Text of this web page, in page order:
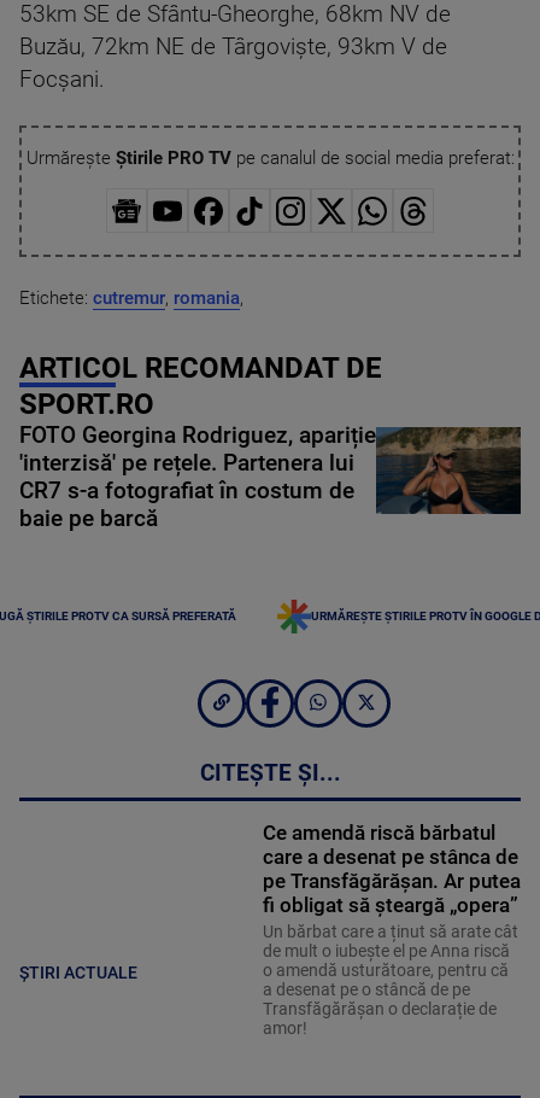
53km SE de Sfântu-Gheorghe, 68km NV de
Buzău, 72km NE de Târgoviște, 93km V de
Focșani.
Urmărește Știrile PRO TVpe canalul de social media preferat:
Etichete: cutremur, romania,
ARTICOL RECOMANDAT DE
SPORT.RO
FOTO Georgina Rodriguez, apariție
'interzisă' pe rețele. Partenera lui
CR7 s-a fotografiat în costum de
baie pe barcă
ȘTIRILE PROTV CA SURSĂ PREFERATĂ URMĂREȘTE ȘTIRILE PROTV ÎN GOOGLE
CITEȘTE ȘI...
ȘTIRI ACTUALE
Ce amendă riscă bărbatul
care a desenat pe stânca de
pe Transfăgărășan. Ar putea
fi obligat să șteargă „opera”
Un bărbat care a ținut să arate cât
de mult o iubește el pe Anna riscă
o amendă usturătoare, pentru că
a desenat pe o stâncă de pe
Transfăgărășan o declarație de
amor!